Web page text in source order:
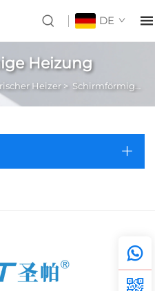
DE
Heizung
Heizer > Schirmförmige Heizung